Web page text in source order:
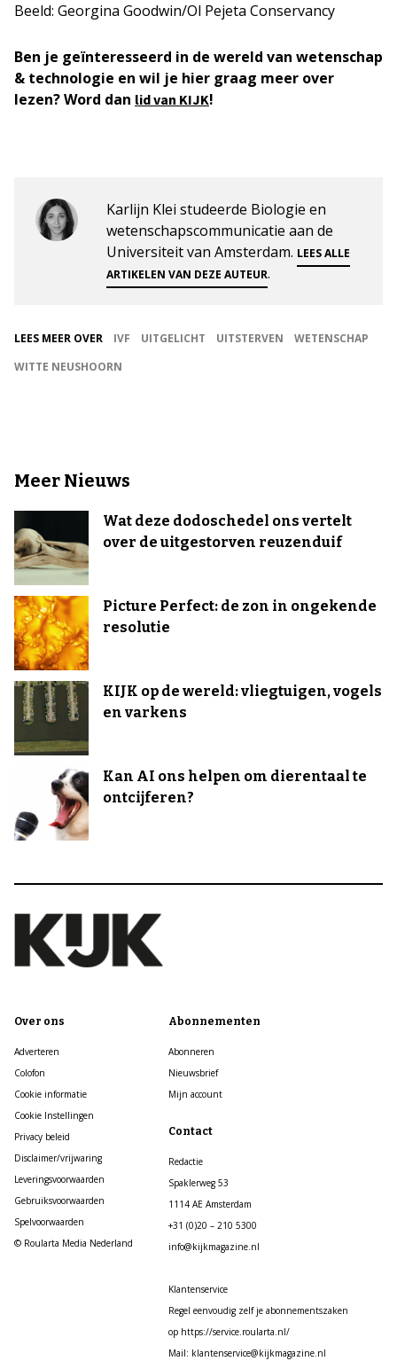
Beeld: Georgina Goodwin/Ol Pejeta Conservancy
Ben je geïnteresseerd in de wereld van wetenschap
& technologie en wil je hier graag meer over
lezen? Word dan lid van KIJK!
Karlijn Klei studeerde Biologie en
wetenschapscommunicatie aan de
Universiteit van Amsterdam. LEES ALLE
ARTIKELEN VAN DEZE AUTEUR.
LEES MEER OVER IVF UITGELICHT UITSTERVEN
WETENSCHAP
WITTE NEUSHOORN
Meer Nieuws
Wat deze dodoschedel ons vertelt
over de uitgestorven reuzenduif
Picture Perfect: de zon in ongekende
resolutie
KIJK op de wereld: vliegtuigen, vogels
en varkens
Kan AI ons helpen om dierentaal te
ontcijferen?
Over ons
Adverteren
Colofon
Cookie informatie
Cookie Instellingen
Privacy beleid
Disclaimer/vrijwaring
Leveringsvoorwaarden
Gebruiksvoorwaarden
Spelvoorwaarden
© Roularta Media Nederland
Abonnementen
Abonneren
Nieuwsbrief
Mijn account
Contact
Redactie
Spaklerweg 53
1114 AE Amsterdam
+31 (0)20 – 210 5300
info@kijkmagazine.nl
Klantenservice
Regel eenvoudig zelf je abonnementszaken
op https://service.roularta.nl/
Mail: klantenservice@kijkmagazine.nl